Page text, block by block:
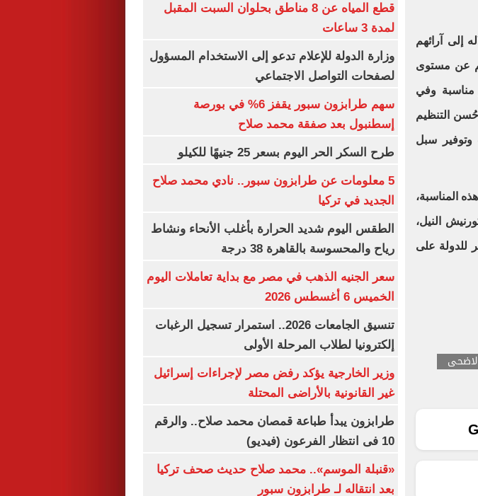
إلى آرائهم
عن مستوى
مناسبة وفي
التنظيم
وتوفير سبل
المناسبة،
النيل،
للدولة على
قطع المياه عن 8 مناطق بحلوان السبت المقبل
لمدة 3 ساعات
وزارة الدولة للإعلام تدعو إلى الاستخدام المسؤول
لصفحات التواصل الاجتماعي
سهم طرابزون سبور يقفز 6% في بورصة
إسطنبول بعد صفقة محمد صلاح
طرح السكر الحر اليوم بسعر 25 جنيهًا للكيلو
5 معلومات عن طرابزون سبور.. نادي محمد صلاح
الجديد في تركيا
الطقس اليوم شديد الحرارة بأغلب الأنحاء ونشاط
رياح والمحسوسة بالقاهرة 38 درجة
سعر الجنيه الذهب في مصر مع بداية تعاملات اليوم
الخميس 6 أغسطس 2026
تنسيق الجامعات 2026.. استمرار تسجيل الرغبات
إلكترونيا لطلاب المرحلة الأولى
وزير الخارجية يؤكد رفض مصر لإجراءات إسرائيل
غير القانونية بالأراضى المحتلة
طرابزون يبدأ طباعة قمصان محمد صلاح.. والرقم
10 فى انتظار الفرعون (فيديو)
«قنبلة الموسم».. محمد صلاح حديث صحف تركيا
بعد انتقاله لـ طرابزون سبور